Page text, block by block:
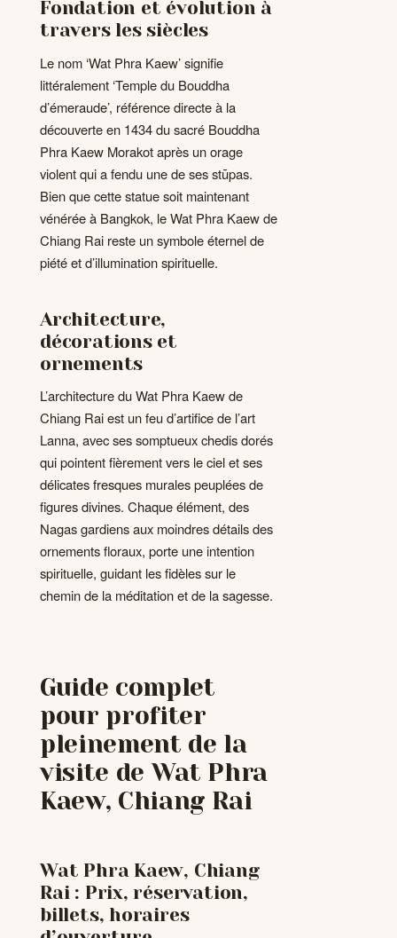
Fondation et évolution à
travers les siècles
Le nom ‘Wat Phra Kaew’ signifie
littéralement ‘Temple du Bouddha
d’émeraude’, référence directe à la
découverte en 1434 du sacré Bouddha
Phra Kaew Morakot après un orage
violent qui a fendu une de ses stūpas.
Bien que cette statue soit maintenant
vénérée à Bangkok, le Wat Phra Kaew de
Chiang Rai reste un symbole éternel de
piété et d’illumination spirituelle.
Architecture,
décorations et
ornements
L’architecture du Wat Phra Kaew de
Chiang Rai est un feu d’artifice de l’art
Lanna, avec ses somptueux chedis dorés
qui pointent fièrement vers le ciel et ses
délicates fresques murales peuplées de
figures divines. Chaque élément, des
Nagas gardiens aux moindres détails des
ornements floraux, porte une intention
spirituelle, guidant les fidèles sur le
chemin de la méditation et de la sagesse.
Guide complet
pour profiter
pleinement de la
visite de Wat Phra
Kaew, Chiang Rai
Wat Phra Kaew, Chiang
Rai : Prix, réservation,
billets, horaires